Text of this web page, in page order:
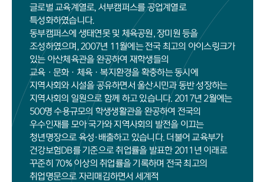
글로벌 교육계열로, 서부캠퍼스를 공업계열로
특성화하였습니다.
동부캠퍼스에 생태연못 및 체육공원, 장미원 등을
조성하였으며, 2007년 11월에는 전국 최고의 아이스링크가
있는 아산체육관을 완공하여 재학생들의
교육ㆍ문화ㆍ체육ㆍ복지환경을 확충하는 동시에
지역사회와 시설을 공유하면서 울산시민과 동반 성장하는
지역사회의 일원으로 함께 하고 있습니다. 2017년 2월에는
500명 수용규모의 학생생활관을 완공하여 전국의
우수인재를 모아 국가와 지역사회의 발전을 이끄는
청년명장으로 육성·배출하고 있습니다. 더불어 교육부가
건강보험DB를 기준으로 취업률을 발표한 2011년 이래로
꾸준히 70% 이상의 취업률을 기록하며 전국 최고의
취업명문으로 자리매김하면서 세계적